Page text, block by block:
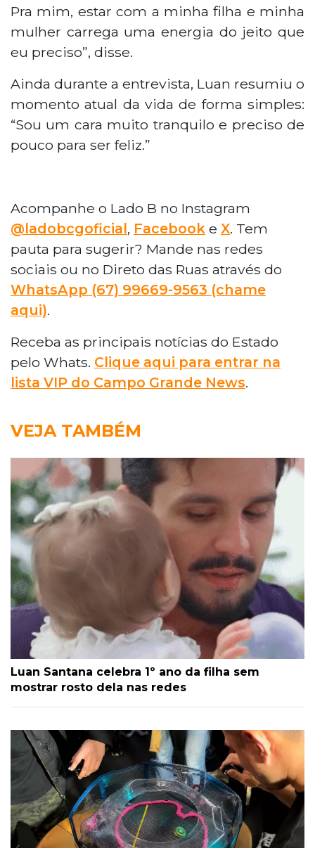
Pra mim, estar com a minha filha e minha
mulher carrega uma energia do jeito que
eu preciso”, disse.
Ainda durante a entrevista, Luan resumiu o
momento atual da vida de forma simples:
“Sou um cara muito tranquilo e preciso de
pouco para ser feliz.”
Acompanhe o Lado B no Instagram
@ladobcgoficial, Facebook e X. Tem
pauta para sugerir? Mande nas redes
sociais ou no Direto das Ruas através do
WhatsApp (67) 99669-9563 (chame
aqui).
Receba as principais notícias do Estado
pelo Whats. Clique aqui para entrar na
lista VIP do Campo Grande News.
VEJA TAMBÉM
Luan Santana celebra 1º ano da filha sem
mostrar rosto dela nas redes